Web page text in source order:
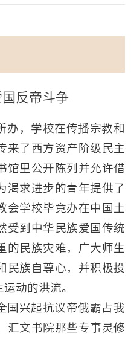
反帝斗争
办，学校在传播宗教和
来了西方资产阶级民主
馆里公开陈列并允许借
渴求进步的青年提供了
会学校毕竟办在中国土
受到中华民族爱国传统
的民族灾难，广大师生
民族自尊心，并积极投
动的洪流。
国兴起抗议帝俄霸占我
文书院那些专事灵修